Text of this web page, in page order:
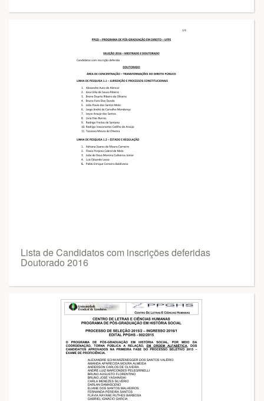
Lista de Candidatos com inscrições deferidas
Doutorado 2016